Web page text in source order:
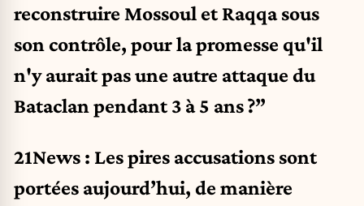
reconstruire Mossoul et Raqqa sous
son contrôle, pour la promesse qu'il
n'y aurait pas une autre attaque du
Bataclan pendant 3 à 5 ans ?”
21News : Les pires accusations sont
portées aujourd’hui, de manière